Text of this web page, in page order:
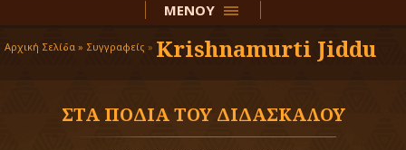
ΜΕΝΟΥ
Αρχική Σελίδα » Συγγραφείς » Krishnamurti Jiddu
ΣΤΑ ΠΟΔΙΑ ΤΟΥ ΔΙΔΑΣΚΑΛΟΥ